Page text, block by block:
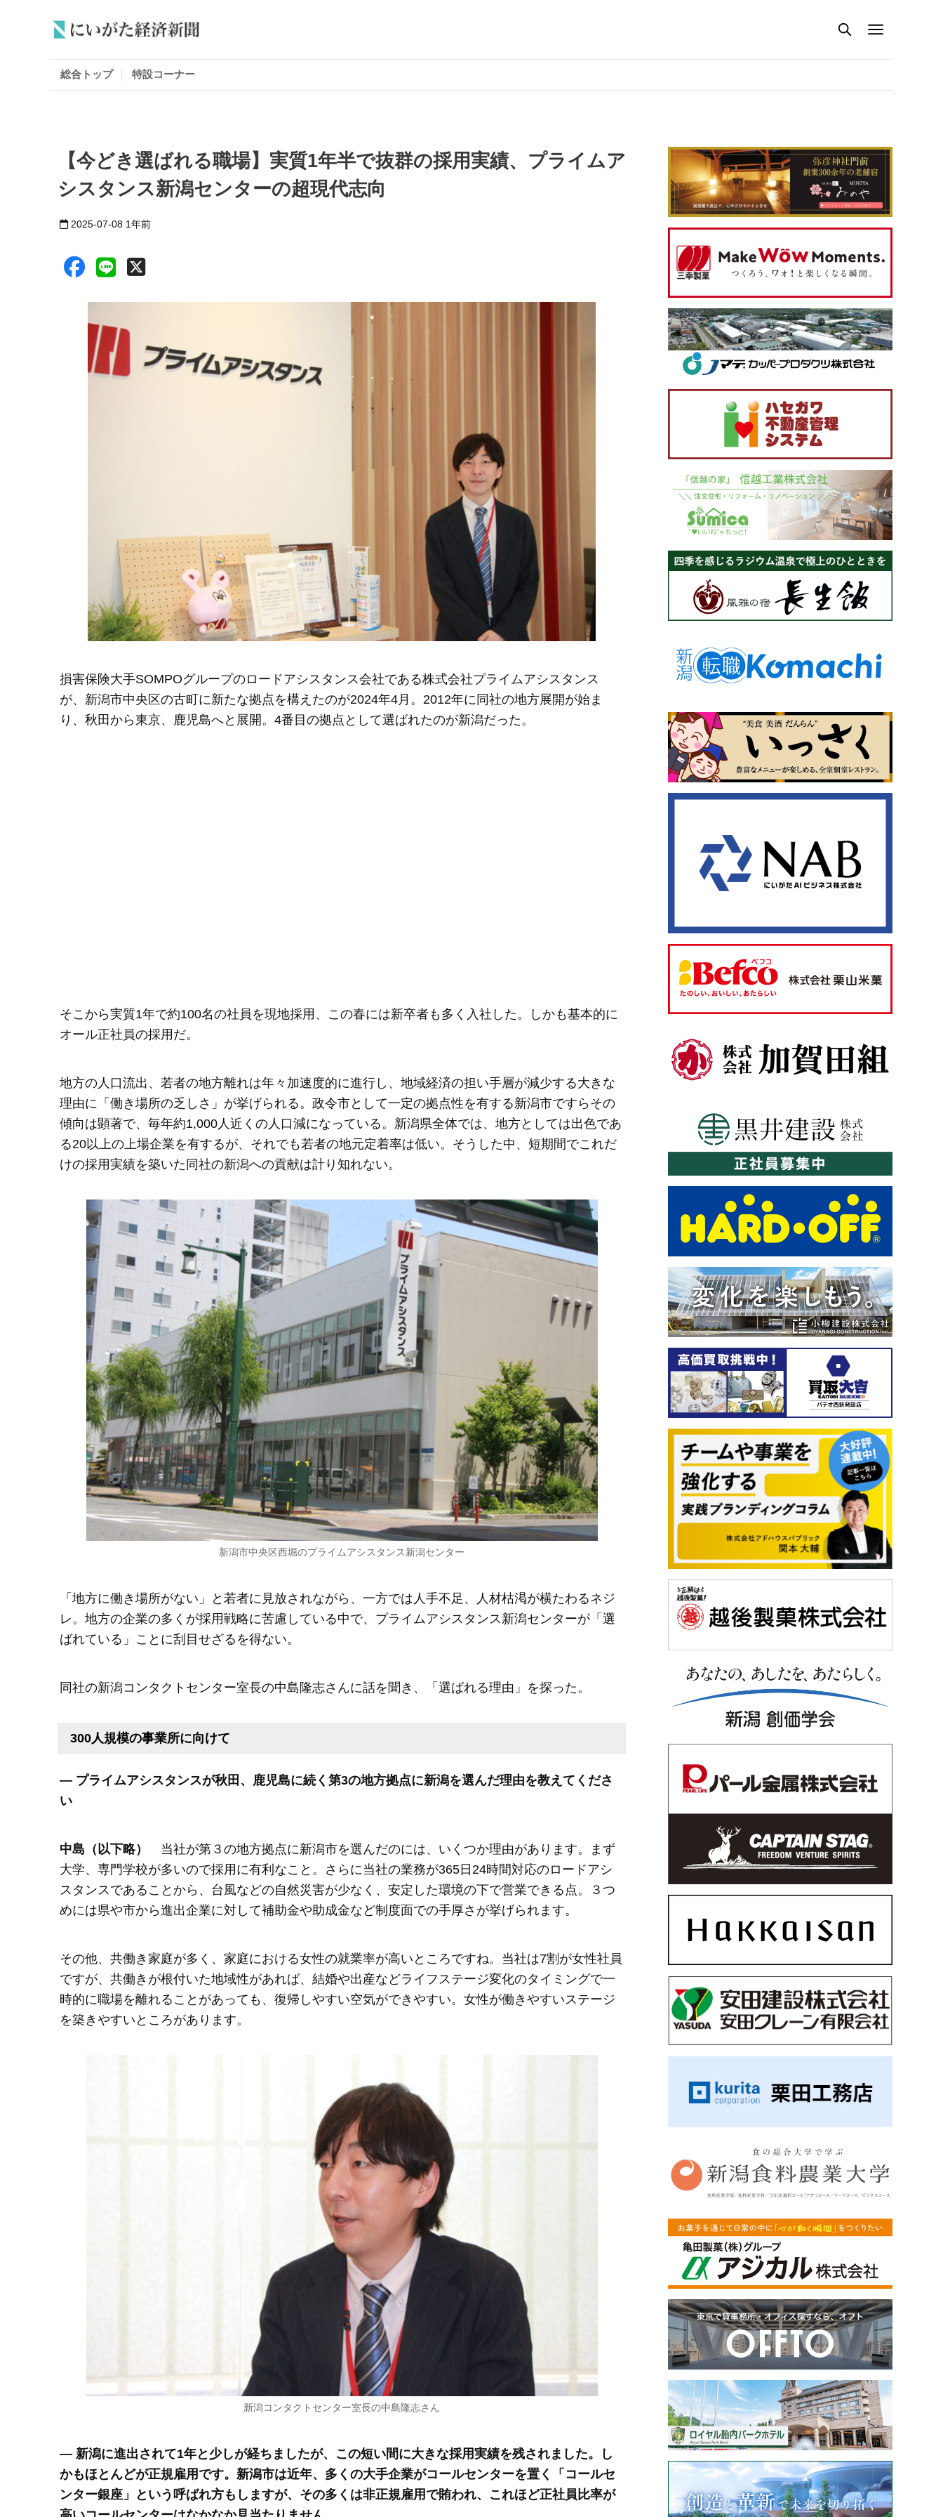
総合トップ 特設コーナー
【今どき選ばれる職場】実質1年半で抜群の採用実績、プライムア
シスタンス新潟センターの超現代志向
2025-07-08 1年前
損害保険大手SOMPOグループのロードアシスタンス会社である株式会社プライムアシスタンス
が、新潟市中央区の古町に新たな拠点を構えたのが2024年4月。2012年に同社の地方展開が始ま
り、秋田から東京、鹿児島へと展開。4番目の拠点として選ばれたのが新潟だった。
そこから実質1年で約100名の社員を現地採用、この春には新卒者も多く入社した。しかも基本的に
オール正社員の採用だ。
地方の人口流出、若者の地方離れは年々加速度的に進行し、地域経済の担い手層が減少する大きな
理由に「働き場所の乏しさ」が挙げられる。政令市として一定の拠点性を有する新潟市ですらその
傾向は顕著で、毎年約1,000人近くの人口減になっている。新潟県全体では、地方としては出色であ
る20以上の上場企業を有するが、それでも若者の地元定着率は低い。そうした中、短期間でこれだ
けの採用実績を築いた同社の新潟への貢献は計り知れない。
新潟市中央区西堀のプライムアシスタンス新潟センター
「地方に働き場所がない」と若者に見放されながら、一方では人手不足、人材枯渇が横たわるネジ
レ。地方の企業の多くが採用戦略に苦慮している中で、プライムアシスタンス新潟センターが「選
ばれている」ことに刮目せざるを得ない。
同社の新潟コンタクトセンター室長の中島隆志さんに話を聞き、「選ばれる理由」を探った。
300人規模の事業所に向けて
― プライムアシスタンスが秋田、鹿児島に続く第3の地方拠点に新潟を選んだ理由を教えてくださ
い
中島（以下略）
当社が第３の地方拠点に新潟市を選んだのには、いくつか理由があります。まず
大学、専門学校が多いので採用に有利なこと。さらに当社の業務が365日24時間対応のロードアシ
スタンスであることから、台風などの自然災害が少なく、安定した環境の下で営業できる点。３つ
めには県や市から進出企業に対して補助金や助成金など制度面での手厚さが挙げられます。
その他、共働き家庭が多く、家庭における女性の就業率が高いところですね。当社は7割が女性社員
ですが、共働きが根付いた地域性があれば、結婚や出産などライフステージ変化のタイミングで一
時的に職場を離れることがあっても、復帰しやすい空気ができやすい。女性が働きやすいステージ
を築きやすいところがあります。
新潟コンタクトセンター室長の中島隆志さん
― 新潟に進出されて1年と少しが経ちましたが、この短い間に大きな採用実績を残されました。し
かもほとんどが正規雇用です。新潟市は近年、多くの大手企業がコールセンターを置く「コールセ
ンター銀座」という呼ばれ方もしますが、その多くは非正規雇用で賄われ、これほど正社員比率が